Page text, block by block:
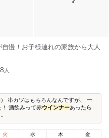
慢！お子様連れの家族から大人
人
串カツはもちろんなんですが、 一
酒飲みって赤ウインナーあったら
火 水 木 金